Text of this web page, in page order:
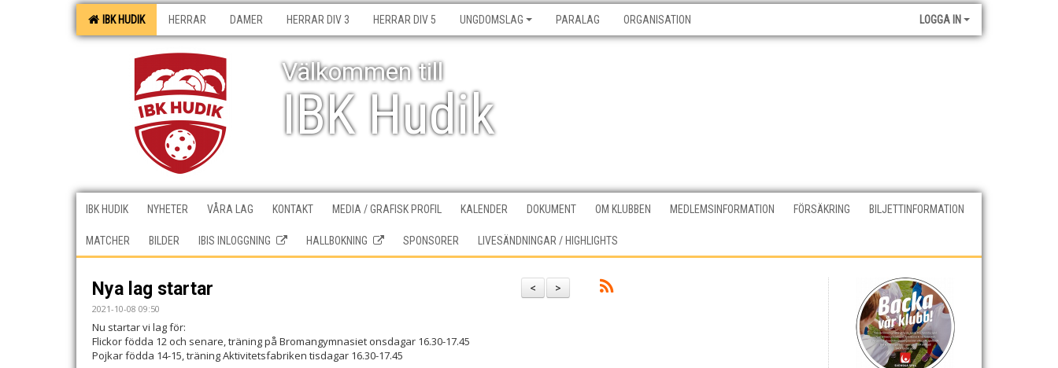
IBK HUDIK HERRAR DAMER HERRAR DIV 3 HERRAR DIV 5 UNGDOMSLAG PARALAG ORGANISATION LOGGA IN
IBK Hudik
Välkommen till
IBK HUDIK NYHETER VÅRA LAG KONTAKT MEDIA / GRAFISK PROFIL KALENDER DOKUMENT OM KLUBBEN MEDLEMSINFORMATION FÖRSÄKRING BILJETTINFORMATION
MATCHER BILDER IBIS INLOGGNING HALLBOKNING SPONSORER LIVESÄNDNINGAR / HIGHLIGHTS
>
<
Nya lag startar
2021-10-08 09:50
Nu startar vi lag för:
Flickor födda 12 och senare, träning på Bromangymnasiet onsdagar 16.30-17.45
Pojkar födda 14-15, träning Aktivitetsfabriken tisdagar 16.30-17.45